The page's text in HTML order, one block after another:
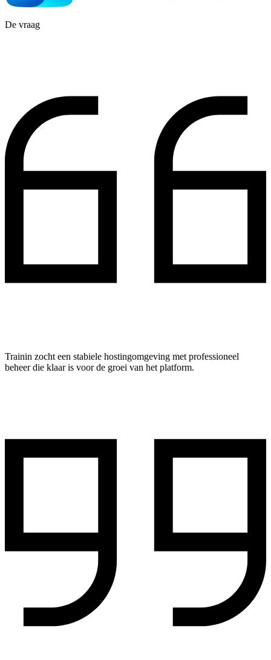
De vraag
Trainin zocht een stabiele hostingomgeving met professioneel
beheer die klaar is voor de groei van het platform.